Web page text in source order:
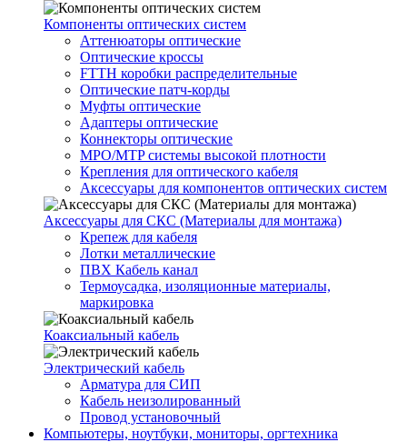
Компоненты оптических систем
Аттенюаторы оптические
Оптические кроссы
FTTH коробки распределительные
Оптические патч-корды
Муфты оптические
Адаптеры оптические
Коннекторы оптические
MPO/MTP системы высокой плотности
Крепления для оптического кабеля
Аксессуары для компонентов оптических систем
Аксессуары для СКС (Материалы для монтажа)
Крепеж для кабеля
Лотки металлические
ПВХ Кабель канал
Термоусадка, изоляционные материалы,
маркировка
Коаксиальный кабель
Электрический кабель
Арматура для СИП
Кабель неизолированный
Провод установочный
Компьютеры, ноутбуки, мониторы, оргтехника